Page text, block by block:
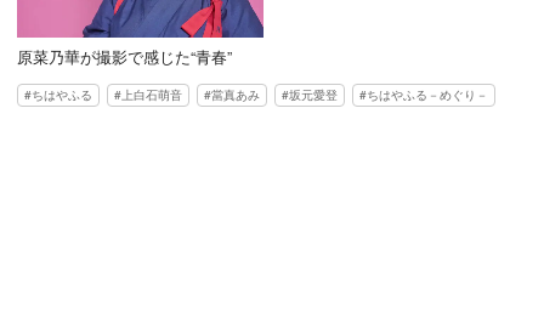
原菜乃華が撮影で感じた“青春”
ちはやふる 上白石萌音 當真あみ 坂元愛登 ちはやふる－めぐり－